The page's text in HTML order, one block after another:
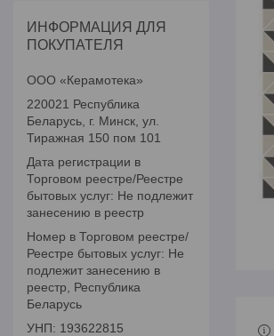
ИНФОРМАЦИЯ ДЛЯ
ПОКУПАТЕЛЯ
ООО «Керамотека»
220021 Республика
Беларусь, г. Минск, ул.
Тиражная 150 пом 101
Дата регистрации в
Торговом реестре/Реестре
бытовых услуг: Не подлежит
занесению в реестр
Номер в Торговом реестре/
Реестре бытовых услуг: Не
подлежит занесению в
реестр, Республика
Беларусь
УНП: 193622815